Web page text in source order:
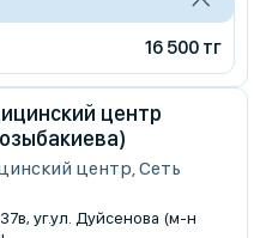
16 500 тг
центр
центр, Сеть
уг.ул. Дуйсенова (м-н